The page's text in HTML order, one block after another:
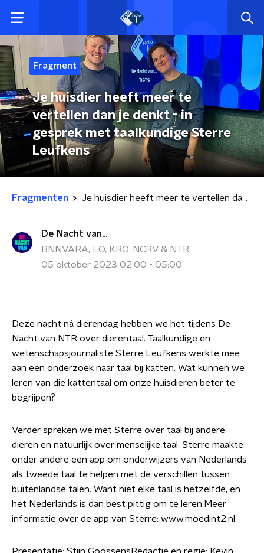
Fragment
Je huisdier heeft meer te
vertellen dan je denkt - in
gesprek met taalkundige Sterre
Leufkens
Fragmenten Je huisdier heeft meer te vertellen dan je denkt - in gesprek met taalkundige Sterre Leufkens
De Nacht van...
BNNVARA, EO, KRO-NCRV & NTR
05 oktober 2023 02:00 - 05:00
Deze nacht ná dierendag hebben we het tijdens De
Nacht van NTR over dierentaal. Taalkundige en
wetenschapsjournaliste Sterre Leufkens werkte mee
aan een onderzoek naar taal bij katten. Wat kunnen we
leren van die kattentaal om onze huisdieren beter te
begrijpen?
Verder spreken we met Sterre over taal bij andere
dieren en natuurlijk over menselijke taal. Sterre maakte
onder andere een app om onderwijzers van Nederlands
als tweede taal te helpen met de verschillen tussen
buitenlandse talen. Want niet elke taal is hetzelfde, en
het Nederlands is dan best pittig om te leren.Meer
informatie over de app van Sterre: www.moedint2.nl